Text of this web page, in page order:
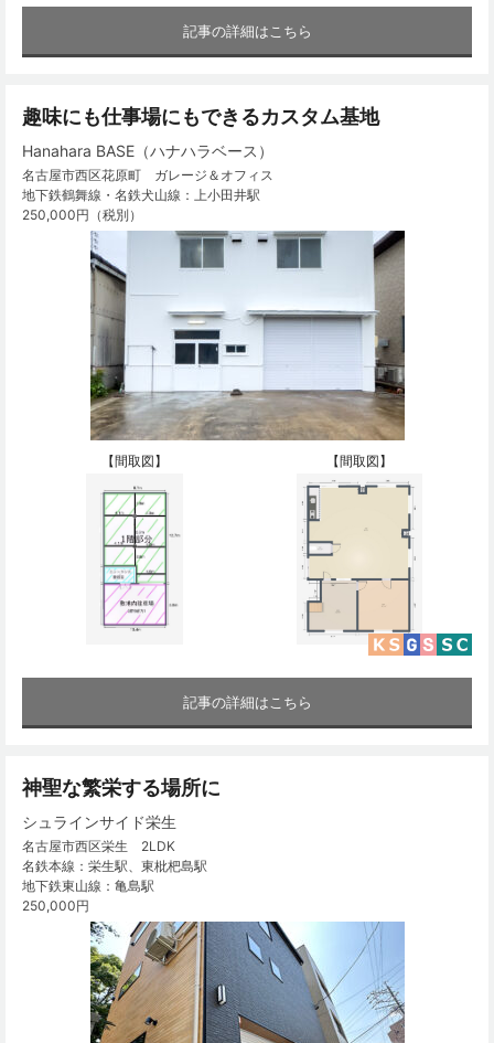
記事の詳細はこちら
趣味にも仕事場にもできるカスタム基地
Hanahara BASE（ハナハラベース）
名古屋市西区花原町 ガレージ＆オフィス
地下鉄鶴舞線・名鉄犬山線：上小田井駅
250,000円（税別）
【間取図】 【間取図】
記事の詳細はこちら
神聖な繁栄する場所に
シュラインサイド栄生
名古屋市西区栄生 2LDK
名鉄本線：栄生駅、東枇杷島駅
地下鉄東山線：亀島駅
250,000円